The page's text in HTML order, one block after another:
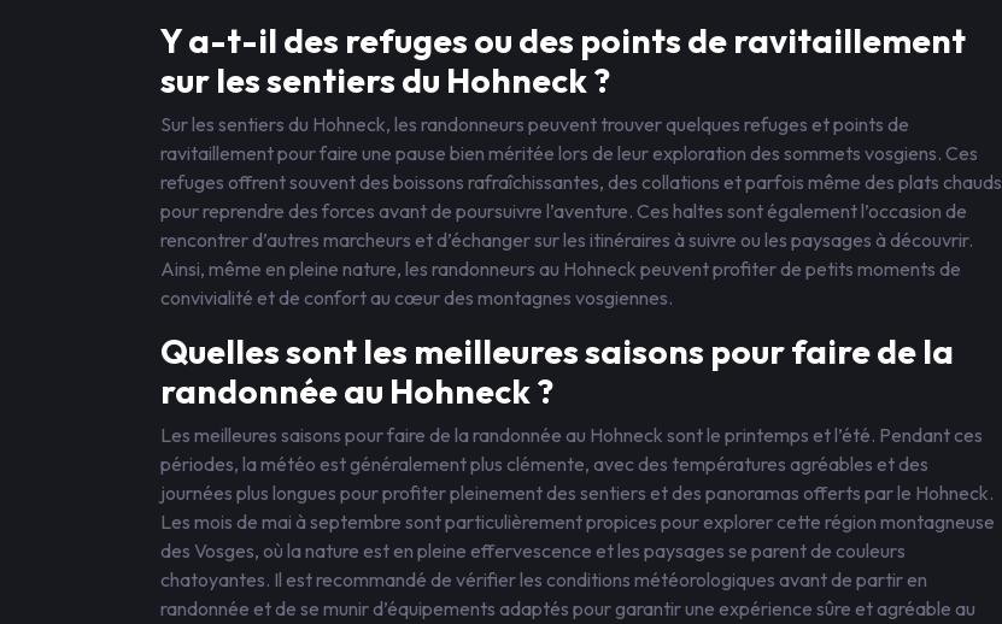
Y a-t-il des refuges ou des points de ravitaillement
sur les sentiers du Hohneck ?
Sur les sentiers du Hohneck, les randonneurs peuvent trouver quelques refuges et points de
ravitaillement pour faire une pause bien méritée lors de leur exploration des sommets vosgiens. Ces
refuges offrent souvent des boissons rafraîchissantes, des collations et parfois même des plats chauds
pour reprendre des forces avant de poursuivre l’aventure. Ces haltes sont également l’occasion de
rencontrer d’autres marcheurs et d’échanger sur les itinéraires à suivre ou les paysages à découvrir.
Ainsi, même en pleine nature, les randonneurs au Hohneck peuvent profiter de petits moments de
convivialité et de confort au cœur des montagnes vosgiennes.
Quelles sont les meilleures saisons pour faire de la
randonnée au Hohneck ?
Les meilleures saisons pour faire de la randonnée au Hohneck sont le printemps et l’été. Pendant ces
périodes, la météo est généralement plus clémente, avec des températures agréables et des
journées plus longues pour profiter pleinement des sentiers et des panoramas offerts par le Hohneck.
Les mois de mai à septembre sont particulièrement propices pour explorer cette région montagneuse
des Vosges, où la nature est en pleine effervescence et les paysages se parent de couleurs
chatoyantes. Il est recommandé de vérifier les conditions météorologiques avant de partir en
randonnée et de se munir d’équipements adaptés pour garantir une expérience sûre et agréable au